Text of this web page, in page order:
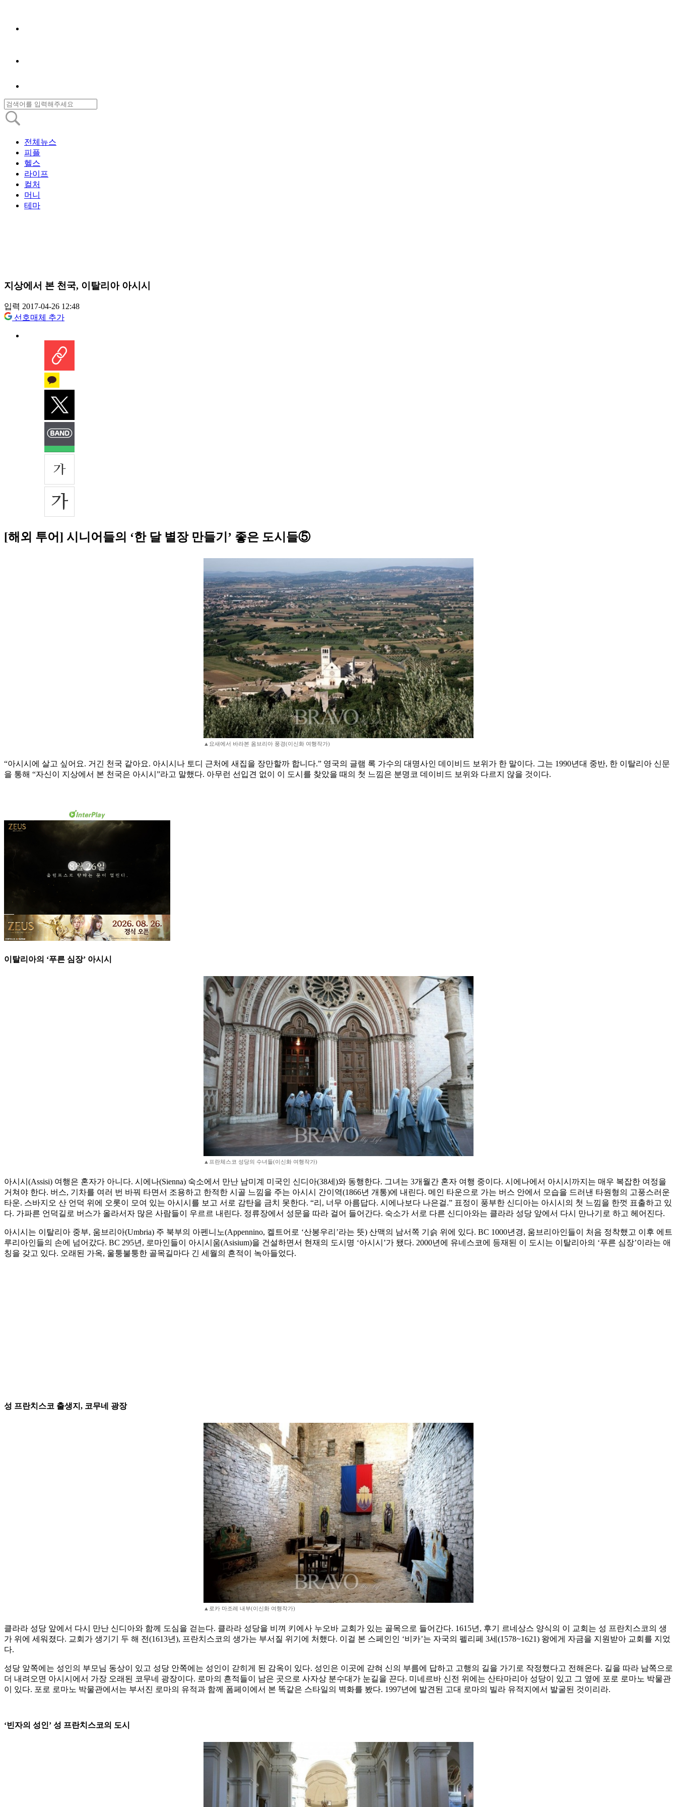
전체뉴스
피플
헬스
라이프
컬처
머니
테마
지상에서 본 천국, 이탈리아 아시시
입력 2017-04-26 12:48
선호매체 추가
[해외 투어] 시니어들의 ‘한 달 별장 만들기’ 좋은 도시들⑤
▲요새에서 바라본 옴브리아 풍경(이신화 여행작가)
“아시시에 살고 싶어요. 거긴 천국 같아요. 아시시나 토디 근처에 새집을 장만할까 합니다.” 영국의 글램 록 가수의 대명사인 데이비드 보위가 한 말이다. 그는 1990년대 중반, 한 이탈리아 신문
을 통해 “자신이 지상에서 본 천국은 아시시”라고 말했다. 아무런 선입견 없이 이 도시를 찾았을 때의 첫 느낌은 분명코 데이비드 보위와 다르지 않을 것이다.
이탈리아의 ‘푸른 심장’ 아시시
▲프란체스코 성당의 수녀들(이신화 여행작가)
아시시(Assisi) 여행은 혼자가 아니다. 시에나(Sienna) 숙소에서 만난 남미계 미국인 신디아(38세)와 동행한다. 그녀는 3개월간 혼자 여행 중이다. 시에나에서 아시시까지는 매우 복잡한 여정을
거쳐야 한다. 버스, 기차를 여러 번 바꿔 타면서 조용하고 한적한 시골 느낌을 주는 아시시 간이역(1866년 개통)에 내린다. 메인 타운으로 가는 버스 안에서 모습을 드러낸 타원형의 고풍스러운
타운. 스바지오 산 언덕 위에 오롯이 모여 있는 아시시를 보고 서로 감탄을 금치 못한다. “리, 너무 아름답다. 시에나보다 나은걸.” 표정이 풍부한 신디아는 아시시의 첫 느낌을 한껏 표출하고 있
다. 가파른 언덕길로 버스가 올라서자 많은 사람들이 우르르 내린다. 정류장에서 성문을 따라 걸어 들어간다. 숙소가 서로 다른 신디아와는 클라라 성당 앞에서 다시 만나기로 하고 헤어진다.
아시시는 이탈리아 중부, 움브리아(Umbria) 주 북부의 아펜니노(Appennino, 켈트어로 ‘산봉우리’라는 뜻) 산맥의 남서쪽 기슭 위에 있다. BC 1000년경, 움브리아인들이 처음 정착했고 이후 에트
루리아인들의 손에 넘어갔다. BC 295년, 로마인들이 아시시움(Asisium)을 건설하면서 현재의 도시명 ‘아시시’가 됐다. 2000년에 유네스코에 등재된 이 도시는 이탈리아의 ‘푸른 심장’이라는 애
칭을 갖고 있다. 오래된 가옥, 울퉁불퉁한 골목길마다 긴 세월의 흔적이 녹아들었다.
성 프란치스코 출생지, 코무네 광장
▲로카 마조레 내부(이신화 여행작가)
클라라 성당 앞에서 다시 만난 신디아와 함께 도심을 걷는다. 클라라 성당을 비껴 키에사 누오바 교회가 있는 골목으로 들어간다. 1615년, 후기 르네상스 양식의 이 교회는 성 프란치스코의 생
가 위에 세워졌다. 교회가 생기기 두 해 전(1613년), 프란치스코의 생가는 부서질 위기에 처했다. 이걸 본 스페인인 ‘비카’는 자국의 펠리페 3세(1578~1621) 왕에게 자금을 지원받아 교회를 지었
다.
성당 앞쪽에는 성인의 부모님 동상이 있고 성당 안쪽에는 성인이 갇히게 된 감옥이 있다. 성인은 이곳에 갇혀 신의 부름에 답하고 고행의 길을 가기로 작정했다고 전해온다. 길을 따라 남쪽으로
더 내려오면 아시시에서 가장 오래된 코무네 광장이다. 로마의 흔적들이 남은 곳으로 사자상 분수대가 눈길을 끈다. 미네르바 신전 위에는 산타마리아 성당이 있고 그 옆에 포로 로마노 박물관
이 있다. 포로 로마노 박물관에서는 부서진 로마의 유적과 함께 폼페이에서 본 똑같은 스타일의 벽화를 봤다. 1997년에 발견된 고대 로마의 빌라 유적지에서 발굴된 것이리라.
‘빈자의 성인’ 성 프란치스코의 도시